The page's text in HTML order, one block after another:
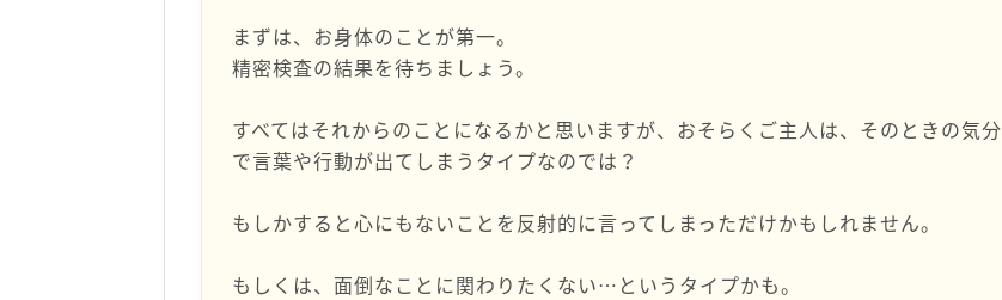
まずは、お身体のことが第一。
精密検査の結果を待ちましょう。
すべてはそれからのことになるかと思いますが、おそらくご主人は、そのときの気分
で言葉や行動が出てしまうタイプなのでは？
もしかすると心にもないことを反射的に言ってしまっただけかもしれません。
もしくは、面倒なことに関わりたくない…というタイプかも。